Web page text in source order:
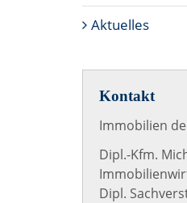
Aktuelles
Kontakt
Immobilien
Dipl.-Kfm.
Dipl.